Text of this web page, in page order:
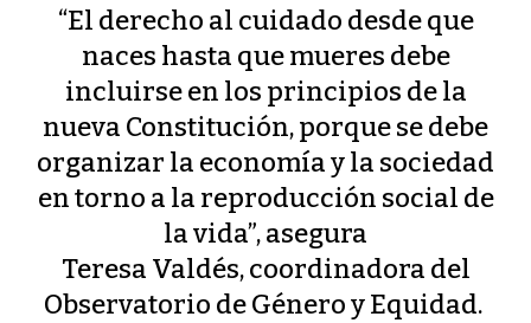
“El derecho al cuidado desde que
naces hasta que mueres debe
incluirse en los principios de la
nueva Constitución, porque se debe
organizar la economía y la sociedad
en torno a la reproducción social de
la vida”, asegura
Teresa Valdés, coordinadora del
Observatorio de Género y Equidad.